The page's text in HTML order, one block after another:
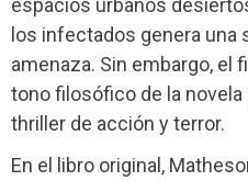
espacios urbanos
los infectados genera una
amenaza. Sin embargo, el
tono filosófico de la novela
thriller de acción y terror.
En el libro original,